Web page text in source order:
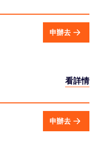
申辦去
看詳情
申辦去